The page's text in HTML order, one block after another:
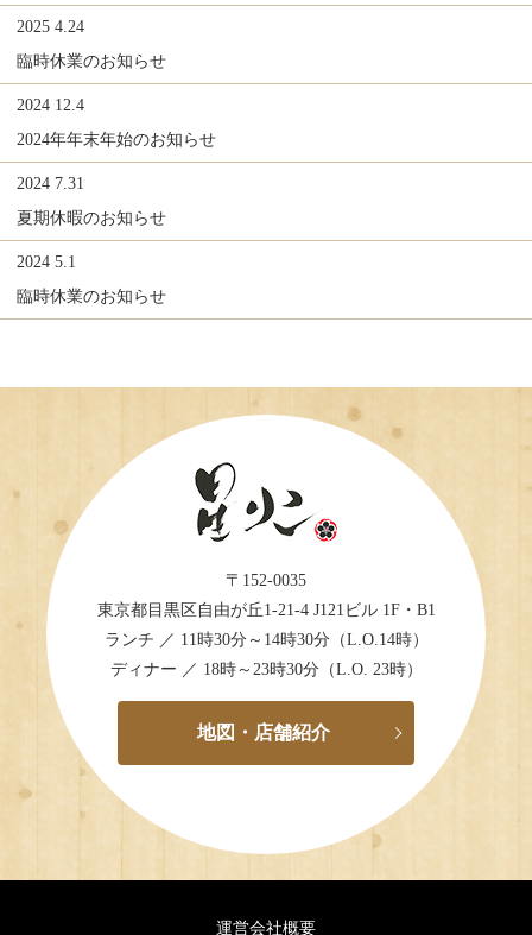
2025 4.24
臨時休業のお知らせ
2024 12.4
2024年年末年始のお知らせ
2024 7.31
夏期休暇のお知らせ
2024 5.1
臨時休業のお知らせ
〒152-0035
東京都目黒区自由が丘1-21-4 J121ビル 1F・B1
ランチ ／ 11時30分～14時30分（L.O.14時）
ディナー ／ 18時～23時30分（L.O. 23時）
地図・店舗紹介
運営会社概要